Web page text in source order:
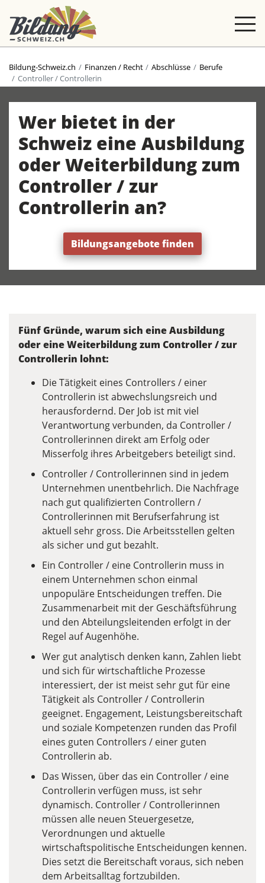
Bildung-Schweiz.ch Finanzen / Recht Abschlüsse
Berufe
Controller / Controllerin
Wer bietet in der
Schweiz eine Ausbildung
oder Weiterbildung zum
Controller / zur
Controllerin an?
Bildungsangebote finden
Fünf Gründe, warum sich eine Ausbildung
oder eine Weiterbildung zum Controller / zur
Controllerin lohnt:
Die Tätigkeit eines Controllers / einer
Controllerin ist abwechslungsreich und
herausfordernd. Der Job ist mit viel
Verantwortung verbunden, da Controller /
Controllerinnen direkt am Erfolg oder
Misserfolg ihres Arbeitgebers beteiligt sind.
Controller / Controllerinnen sind in jedem
Unternehmen unentbehrlich. Die Nachfrage
nach gut qualifizierten Controllern /
Controllerinnen mit Berufserfahrung ist
aktuell sehr gross. Die Arbeitsstellen gelten
als sicher und gut bezahlt.
Ein Controller / eine Controllerin muss in
einem Unternehmen schon einmal
unpopuläre Entscheidungen treffen. Die
Zusammenarbeit mit der Geschäftsführung
und den Abteilungsleitenden erfolgt in der
Regel auf Augenhöhe.
Wer gut analytisch denken kann, Zahlen liebt
und sich für wirtschaftliche Prozesse
interessiert, der ist meist sehr gut für eine
Tätigkeit als Controller / Controllerin
geeignet. Engagement, Leistungsbereitschaft
und soziale Kompetenzen runden das Profil
eines guten Controllers / einer guten
Controllerin ab.
Das Wissen, über das ein Controller / eine
Controllerin verfügen muss, ist sehr
dynamisch. Controller / Controllerinnen
müssen alle neuen Steuergesetze,
Verordnungen und aktuelle
wirtschaftspolitische Entscheidungen kennen.
Dies setzt die Bereitschaft voraus, sich neben
dem Arbeitsalltag fortzubilden.